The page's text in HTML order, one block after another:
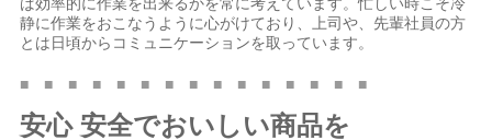
静に作業をおこなうように心がけており、上司や、先輩社員の方
とは日頃からコミュニケーションを取っています。
■ ■ ■ ■ ■ ■ ■ ■ ■ ■ ■ ■ ■ ■ ■
安心 安全でおいしい商品を